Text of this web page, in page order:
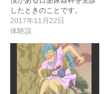
したときのことです。
2017年11月22日
体験談